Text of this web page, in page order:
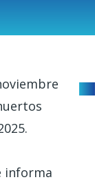
informa